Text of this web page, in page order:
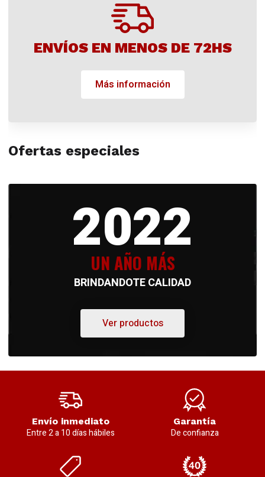
ENVÍOS EN MENOS DE 72HS
Más información
Ofertas especiales
2022
UN AÑO MÁS
BRINDANDOTE CALIDAD
Ver productos
Envío inmediato
Entre 2 a 10 días hábiles
Garantía
De confianza